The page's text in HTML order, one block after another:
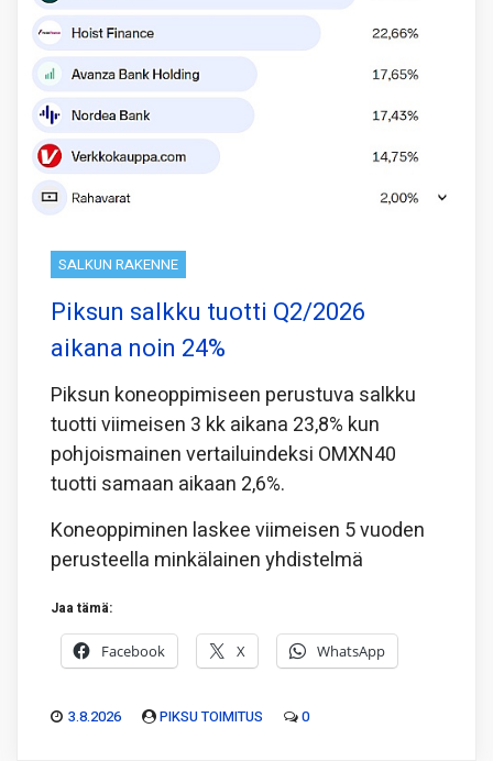
SALKUN RAKENNE
Piksun salkku tuotti Q2/2026
aikana noin 24%
Piksun koneoppimiseen perustuva salkku
tuotti viimeisen 3 kk aikana 23,8% kun
pohjoismainen vertailuindeksi OMXN40
tuotti samaan aikaan 2,6%.
Koneoppiminen laskee viimeisen 5 vuoden
perusteella minkälainen yhdistelmä
Jaa tämä:
Facebook X WhatsApp
3.8.2026 PIKSU TOIMITUS 0